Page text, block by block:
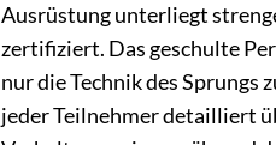
Ausrüstung unterliegt
zertifiziert. Das geschulte
nur die Technik des Sprungs
jeder Teilnehmer detailliert